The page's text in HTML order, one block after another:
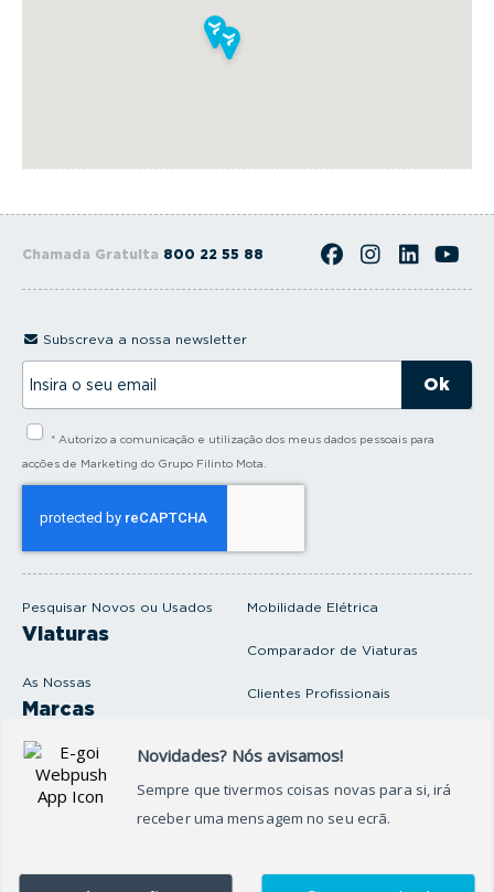
Chamada Gratuita 800 22 55 88
Pesquisar Novos ou Usados
Viaturas
As Nossas
Marcas
Produtos e serviços
Oficina
Mobilidade Elétrica
Comparador de Viaturas
Clientes Profissionais
Seguros Protector
Subscreva a nossa newsletter
s
l
* Autorizo a comunicação e utilização dos meus dados pessoais para
acções de Marketing do Grupo Filinto Mota.